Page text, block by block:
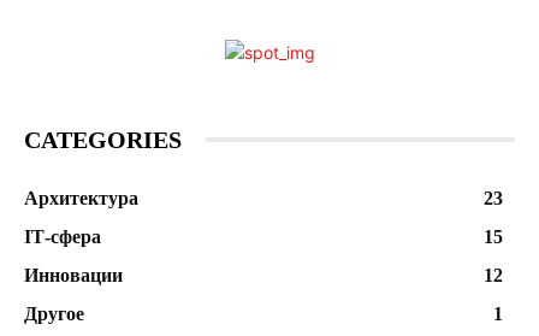
CATEGORIES
Архитектура
23
ІТ-сфера
15
Инновации
12
Другое
1